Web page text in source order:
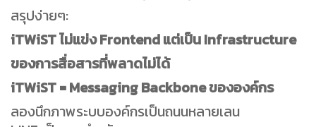
สรุปง่ายๆ:
iTWiST ไม่แข่ง Frontend แต่เป็น Infrastructure
ของการสื่อสารที่พลาดไม่ได้
iTWiST = Messaging Backbone ขององค์กร
ลองนึกภาพระบบองค์กรเป็นถนนหลายเลน